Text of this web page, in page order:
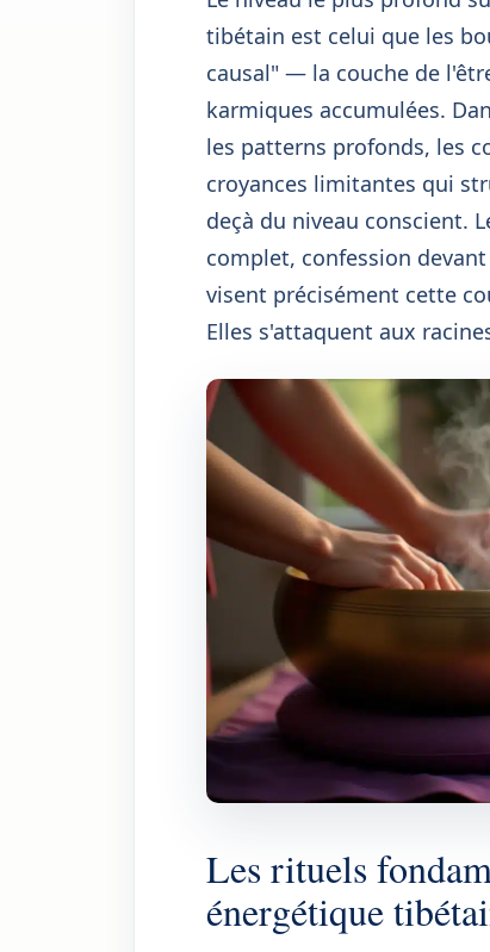
tibétain est celui que les
causal" — la couche de
karmiques accumulées.
les patterns profonds, les
croyances limitantes qui
deçà du niveau conscient.
complet, confession
visent précisément cette
Elles s'attaquent aux
Les rituels
énergétique